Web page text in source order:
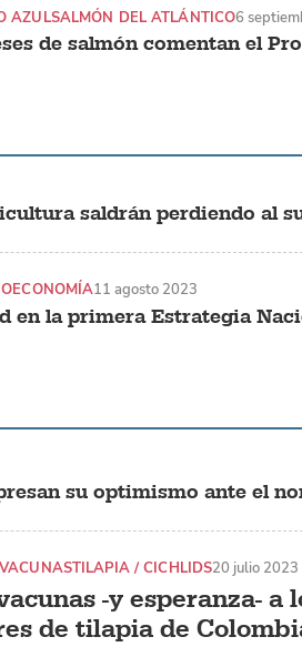
de salmón comentan el
AZULSALMÓN DEL ATLÁNTICO6
saldrán perdiendo al
en la primera Estrategia
11 agosto 2023
su optimismo ante el
-y esperanza- a
de tilapia de
VACUNASTILAPIA / CICHLIDS20 julio 2023